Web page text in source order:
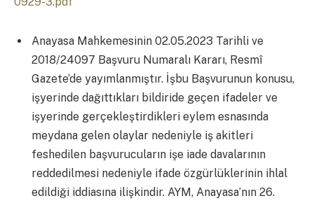
Anayasa Mahkemesinin 02.05.2023 Tarihli ve
2018/24097 Başvuru Numaralı Kararı, Resmî
Gazete’de yayımlanmıştır. İşbu Başvurunun konusu,
işyerinde dağıttıkları bildiride geçen ifadeler ve
işyerinde gerçekleştirdikleri eylem esnasında
meydana gelen olaylar nedeniyle iş akitleri
feshedilen başvurucuların işe iade davalarının
reddedilmesi nedeniyle ifade özgürlüklerinin ihlal
edildiği iddiasına ilişkindir. AYM, Anayasa’nın 26.